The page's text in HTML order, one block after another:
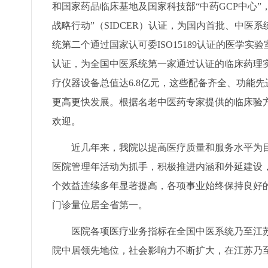
和国家药品临床基地及国家科技部“中药GCP中心
战略行动”（SIDCER）认证，为国内首批、中医
统第二个通过国家认可委ISO15189认证的医学实
认证，为全国中医系统第一家通过认证的临床药
疗仪器设备总值达6.8亿元，这些配备齐全、功能
更高更快发展。根据名老中医药专家提供的临床
欢迎。
近几年来，我院以提高医疗质量和服务水平为
医院管理年活动为抓手，积极推进内涵和外延建
个效益连续多年显著提高，各项事业始终保持良好
门诊量位居全省第一。
医院各项医疗业务指标在全国中医系统乃至江
院中居领先地位，社会影响力不断扩大，在江苏